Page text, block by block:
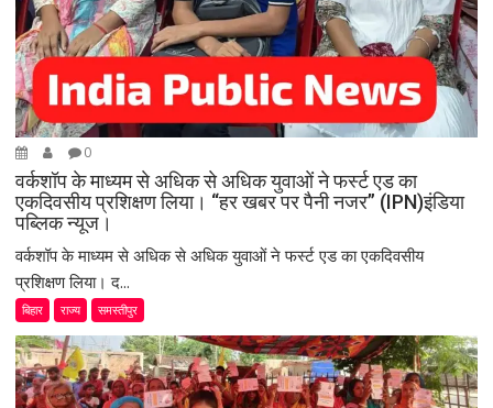
0
वर्कशॉप के माध्यम से अधिक से अधिक युवाओं ने फर्स्ट एड का
एकदिवसीय प्रशिक्षण लिया। “हर खबर पर पैनी नजर” (IPN)इंडिया
पब्लिक न्यूज।
वर्कशॉप के माध्यम से अधिक से अधिक युवाओं ने फर्स्ट एड का एकदिवसीय
प्रशिक्षण लिया। द...
बिहार राज्य समस्तीपुर